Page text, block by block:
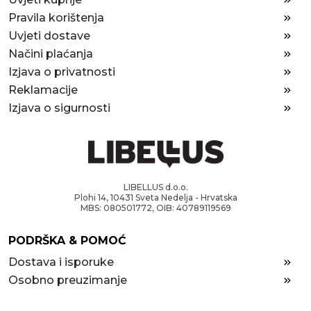
Pravila korištenja
Uvjeti dostave
Načini plaćanja
Izjava o privatnosti
Reklamacije
Izjava o sigurnosti
LIBELLUS d.o.o.
Plohi 14, 10431 Sveta Nedelja - Hrvatska
MBS: 080501772, OIB: 40789119569
PODRŠKA & POMOĆ
Dostava i isporuke
Osobno preuzimanje